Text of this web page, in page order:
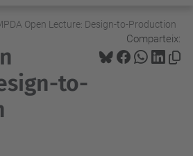
Open Lecture: Design-to-Production
Comparteix:
to-